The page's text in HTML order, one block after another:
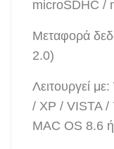
microSDHC /
Μεταφορά
2.0)
Λειτουργεί
/ XP / VISTA /
MAC OS 8.6